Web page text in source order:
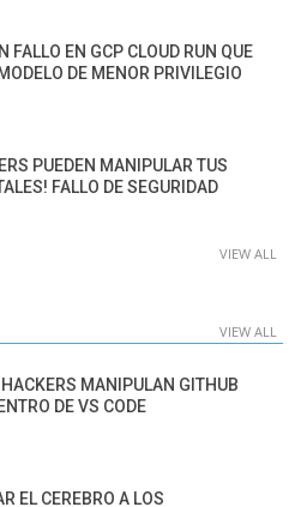
FALLO EN GCP CLOUD RUN QUE
DE MENOR PRIVILEGIO
PUEDEN MANIPULAR TUS
FALLO DE SEGURIDAD
VIEW ALL
VIEW ALL
MANIPULAN GITHUB
DE VS CODE
EL CEREBRO A LOS